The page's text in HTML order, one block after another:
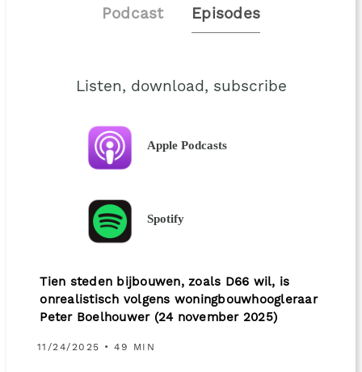
Podcast Episodes
Listen, download, subscribe
Apple Podcasts
Spotify
Tien steden bijbouwen, zoals D66 wil, is
onrealistisch volgens woningbouwhoogleraar
Peter Boelhouwer (24 november 2025)
11/24/2025 • 49 MIN